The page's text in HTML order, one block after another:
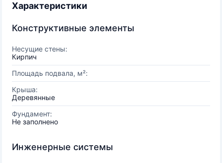
Характеристики
Конструктивные элементы
Несущие стены:
Кирпич
Площадь подвала, м²:
Крыша:
Деревянные
Фундамент:
Не заполнено
Инженерные системы